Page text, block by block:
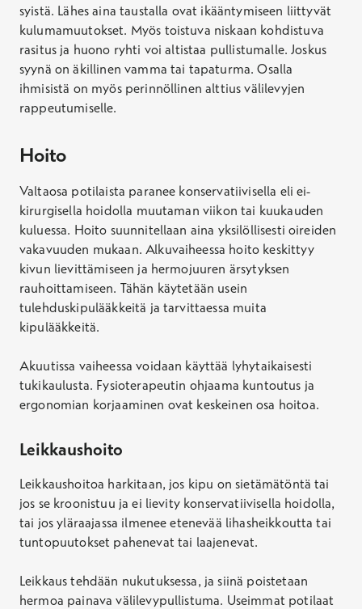
syistä. Lähes aina taustalla ovat ikääntymiseen liittyvät
kulumamuutokset. Myös toistuva niskaan kohdistuva
rasitus ja huono ryhti voi altistaa pullistumalle. Joskus
syynä on äkillinen vamma tai tapaturma. Osalla
ihmisistä on myös perinnöllinen alttius välilevyjen
rappeutumiselle.
Hoito
Valtaosa potilaista paranee konservatiivisella eli ei-
kirurgisella hoidolla muutaman viikon tai kuukauden
kuluessa. Hoito suunnitellaan aina yksilöllisesti oireiden
vakavuuden mukaan. Alkuvaiheessa hoito keskittyy
kivun lievittämiseen ja hermojuuren ärsytyksen
rauhoittamiseen. Tähän käytetään usein
tulehduskipulääkkeitä ja tarvittaessa muita
kipulääkkeitä.
Akuutissa vaiheessa voidaan käyttää lyhytaikaisesti
tukikaulusta. Fysioterapeutin ohjaama kuntoutus ja
ergonomian korjaaminen ovat keskeinen osa hoitoa.
Leikkaushoito
Leikkaushoitoa harkitaan, jos kipu on sietämätöntä tai
jos se kroonistuu ja ei lievity konservatiivisella hoidolla,
tai jos yläraajassa ilmenee etenevää lihasheikkoutta tai
tuntopuutokset pahenevat tai laajenevat.
Leikkaus tehdään nukutuksessa, ja siinä poistetaan
hermoa painava välilevypullistuma. Useimmat potilaat